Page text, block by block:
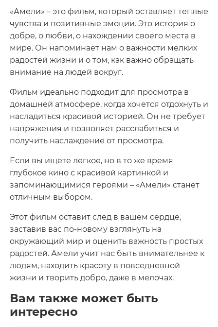
«Амели» – это фильм, который оставляет теплые
чувства и позитивные эмоции. Это история о
добре, о любви, о нахождении своего места в
мире. Он напоминает нам о важности мелких
радостей жизни и о том, как важно обращать
внимание на людей вокруг.
Фильм идеально подходит для просмотра в
домашней атмосфере, когда хочется отдохнуть и
насладиться красивой историей. Он не требует
напряжения и позволяет расслабиться и
получить наслаждение от просмотра.
Если вы ищете легкое, но в то же время
глубокое кино с красивой картинкой и
запоминающимися героями – «Амели» станет
отличным выбором.
Этот фильм оставит след в вашем сердце,
заставив вас по-новому взглянуть на
окружающий мир и оценить важность простых
радостей. Амели учит нас быть внимательнее к
людям, находить красоту в повседневной
жизни и творить добро, даже в мелочах.
Вам также может быть
интересно